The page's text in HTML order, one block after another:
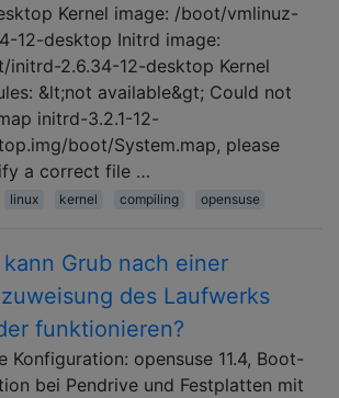
Kernel image: /boot/vmlinuz-
12-desktop Initrd image:
initrd-2.6.34-12-desktop Kernel
&lt;not available&gt; Could not
initrd-3.2.1-12-
boot/System.map, please
a correct file …
linux kernel compiling opensuse
Grub nach einer
des Laufwerks
funktionieren?
Konfiguration: opensuse 11.4, Boot-
bei Pendrive und Festplatten mit